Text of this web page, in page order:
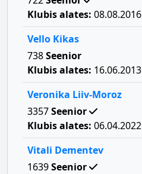
Klubis alates: 08.08.2016
Vello Kikas
738Seenior
Klubis alates: 16.06.2013
Veronika Liiv-Moroz
3357Seenior
Klubis alates: 06.04.2022
Vitali Dementev
1639Seenior